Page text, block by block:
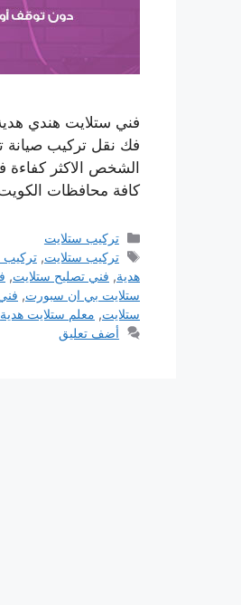
فك نقل تركيب صيانة
الشخص الاكثر كفاءة
كافة محافظات
التصنيفات
تركيب ستلايت
الوسوم
تركيب ستلايت,
هدية, فني تصليح ستلايت,
ستلايت بي ان سبورت,
ستلايت, معلم ستلايت هدية
أضف تعليق